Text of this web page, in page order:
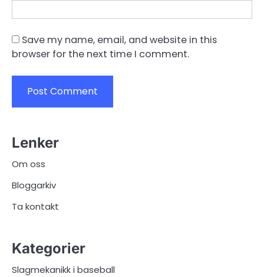
Save my name, email, and website in this
browser for the next time I comment.
Lenker
Om oss
Bloggarkiv
Ta kontakt
Kategorier
Slagmekanikk i baseball